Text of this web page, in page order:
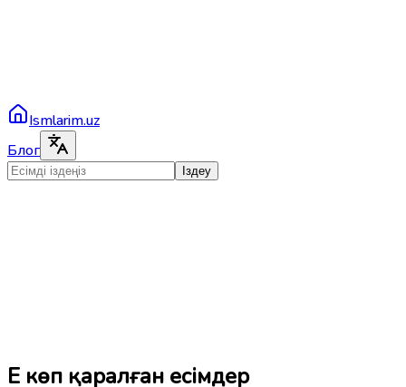
Ismlarim.uz
Блог
Іздеу
Ең көп қаралған есімдер